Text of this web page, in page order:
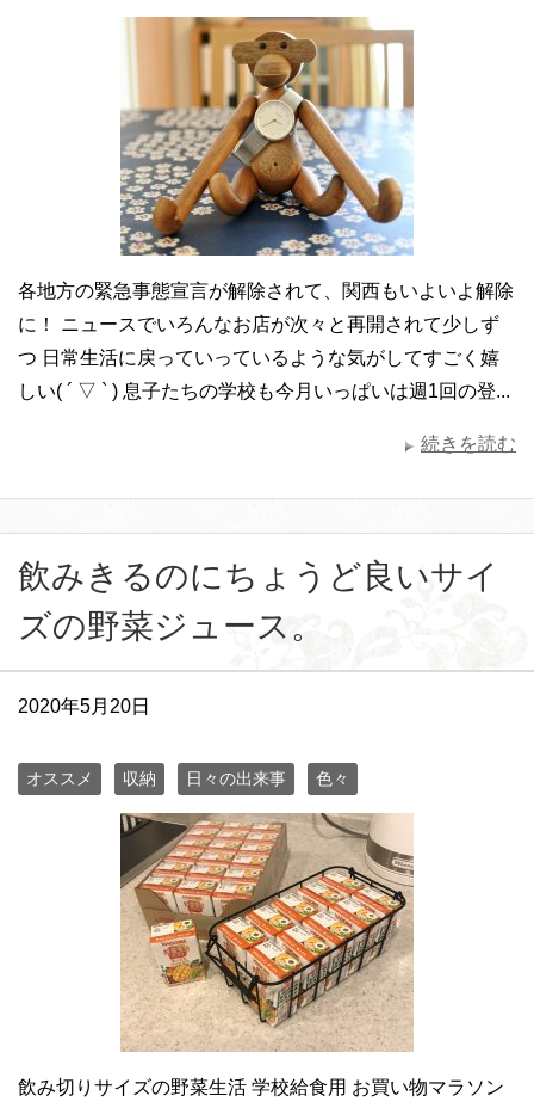
各地方の緊急事態宣言が解除されて、関西もいよいよ解除
に！ ニュースでいろんなお店が次々と再開されて少しず
つ 日常生活に戻っていっているような気がしてすごく嬉
しい( ´ ▽ ` ) 息子たちの学校も今月いっぱいは週1回の登...
続きを読む
飲みきるのにちょうど良いサイ
ズの野菜ジュース。
2020年5月20日
オススメ 収納 日々の出来事 色々
飲み切りサイズの野菜生活 学校給食用 お買い物マラソン